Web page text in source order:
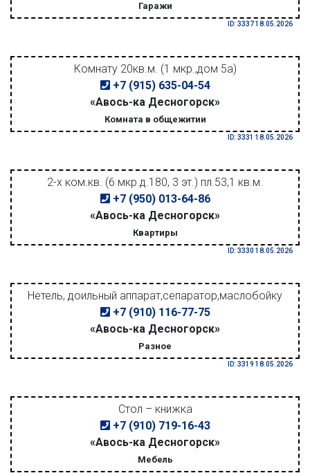
Гаражи
ID: 3337 18.05.2026
Комнату 20кв.м. (1 мкр.,дом 5а)
+7 (915) 635-04-54
«Авось-ка Десногорск»
Комната в общежитии
ID: 3331 18.05.2026
2-х ком.кв. (6 мкр.д.180, 3 эт.) пл.53,1 кв.м.
+7 (950) 013-64-86
«Авось-ка Десногорск»
Квартиры
ID: 3330 18.05.2026
Нетель, доильный аппарат,сепаратор,маслобойку
+7 (910) 116-77-75
«Авось-ка Десногорск»
Разное
ID: 3319 18.05.2026
Стол – книжка
+7 (910) 719-16-43
«Авось-ка Десногорск»
Мебель